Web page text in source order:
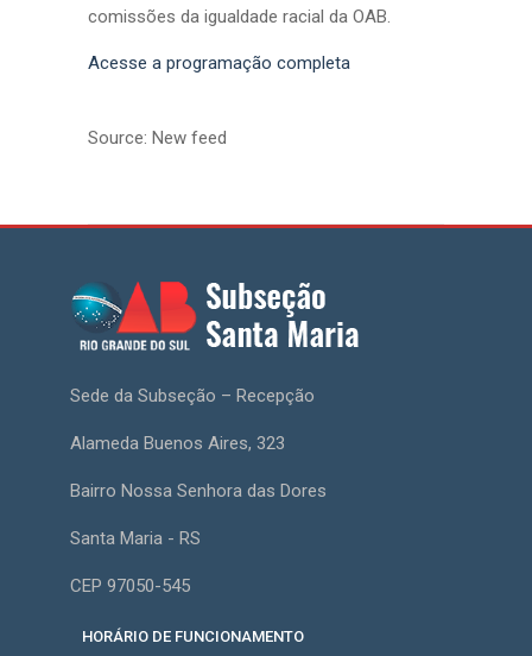
comissões da igualdade racial da OAB.
Acesse a programação completa
Source: New feed
Sede da Subseção – Recepção
Alameda Buenos Aires, 323
Bairro Nossa Senhora das Dores
Santa Maria - RS
CEP 97050-545
HORÁRIO DE FUNCIONAMENTO